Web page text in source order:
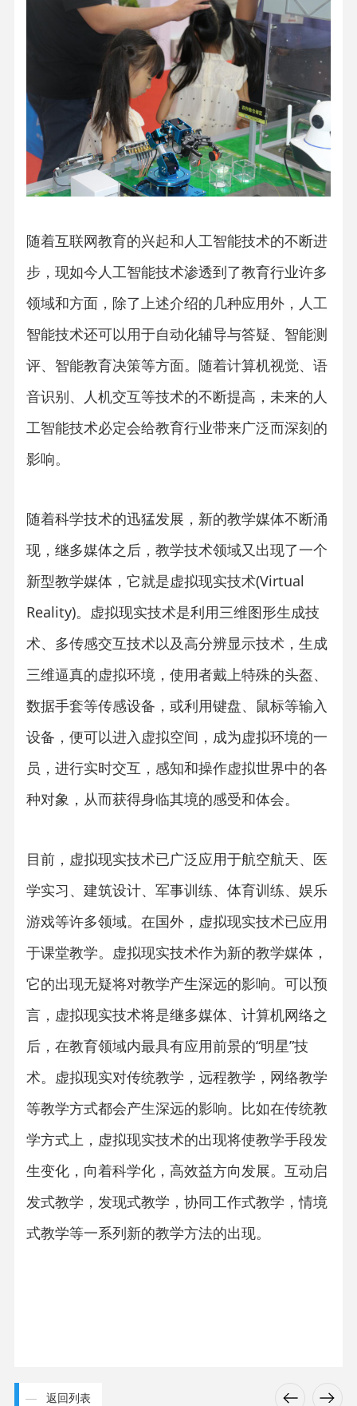
随着互联网教育的兴起和人工智能技术的不断进
步，现如今 人工智能技术渗透到了教育行业许多
领域和方面，除了上述介绍的几种应用外，人工
智能技术还可以用于自动化辅导与答疑、智能测
评、智能教育决策等方面。随着计算机视觉、语
音识别、人机交互等技术的不断提高，未来的人
工智能技术必定会给教育行业带来广泛而深刻的
影响。
随着科学技术的迅猛发展，新的教学媒体不断涌
现，继多媒体之后，教学技术领域又出现了一个
新型教学媒体，它就是虚拟现实技术(Virtual
Reality)。虚拟现实技术是利用三维图形生成技
术、多传感交互技术以及高分辨显示技术，生成
三维逼真的虚拟环境，使用者戴上特殊的头盔、
数据手套等传感设备，或利用键盘、鼠标等输入
设备，便可以进入虚拟空间，成为虚拟环境的一
员，进行实时交互，感知和操作虚拟世界中的各
种对象，从而获得身临其境的感受和体会。
目前，虚拟现实技术已广泛应用于航空航天、医
学实习、建筑设计、军事训练、体育训练、娱乐
游戏等许多领域。在国外，虚拟现实技术已应用
于课堂教学。虚拟现实技术作为新的教学媒体，
它的出现无疑将对教学产生深远的影响。可以预
言，虚拟现实技术将是继多媒体、计算机网络之
后，在教育领域内最具有应用前景的“明星”技
术。虚拟现实对传统教学，远程教学，网络教学
等教学方式都会产生深远的影响。比如在传统教
学方式上，虚拟现实技术的出现将使教学手段发
生变化，向着科学化，高效益方向发展。互动启
发式教学，发现式教学，协同工作式教学，情境
式教学等一系列新的教学方法的出现。
返回列表